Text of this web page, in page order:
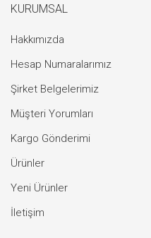
KURUMSAL
Hakkımızda
Hesap Numaralarımız
Şirket Belgelerimiz
Müşteri Yorumları
Kargo Gönderimi
Ürünler
Yeni Ürünler
İletişim